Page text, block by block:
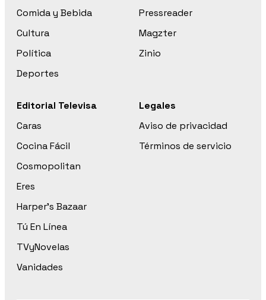
Comida y Bebida
Cultura
Política
Deportes
Pressreader
Magzter
Zinio
Editorial Televisa
Caras
Cocina Fácil
Cosmopolitan
Eres
Harper’s Bazaar
Tú En Línea
TVyNovelas
Vanidades
Legales
Aviso de privacidad
Términos de servicio